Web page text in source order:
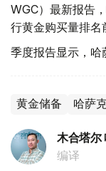
WGC）最新报告
行黄金购买量排名
季度报告显示，哈
黄金储备 哈萨
木合塔尔
编译